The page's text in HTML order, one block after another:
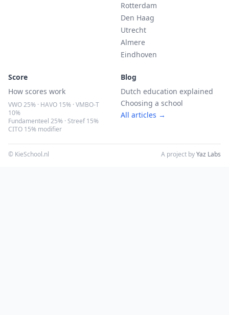
Rotterdam
Den Haag
Utrecht
Almere
Eindhoven
Score
How scores work
VWO 25% · HAVO 15% · VMBO-T
10%
Fundamenteel 25% · Streef 15%
CITO 15% modifier
Blog
Dutch education explained
Choosing a school
All articles →
© KieSchool.nl A project byYaz Labs